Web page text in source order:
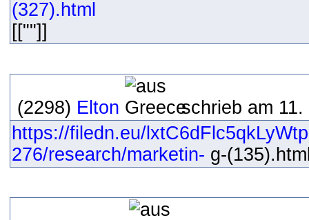
(327).html
[[""]]
(2298) Elton
schrieb am
https://filedn.eu/
276/research/marketin- g-